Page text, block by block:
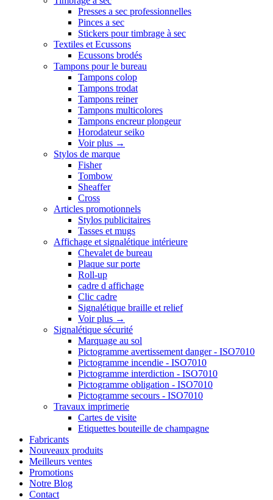
Presses a sec professionnelles
Pinces a sec
Stickers pour timbrage à sec
Textiles et Ecussons
Ecussons brodés
Tampons pour le bureau
Tampons colop
Tampons trodat
Tampons reiner
Tampons multicolores
Tampons encreur plongeur
Horodateur seiko
Voir plus →
Stylos de marque
Fisher
Tombow
Sheaffer
Cross
Articles promotionnels
Stylos publicitaires
Tasses et mugs
Affichage et signalétique intérieure
Chevalet de bureau
Plaque sur porte
Roll-up
cadre d affichage
Clic cadre
Signalétique braille et relief
Voir plus →
Signalétique sécurité
Marquage au sol
Pictogramme avertissement danger - ISO7010
Pictogramme incendie - ISO7010
Pictogramme interdiction - ISO7010
Pictogramme obligation - ISO7010
Pictogramme secours - ISO7010
Travaux imprimerie
Cartes de visite
Etiquettes bouteille de champagne
Fabricants
Nouveaux produits
Meilleurs ventes
Promotions
Notre Blog
Contact